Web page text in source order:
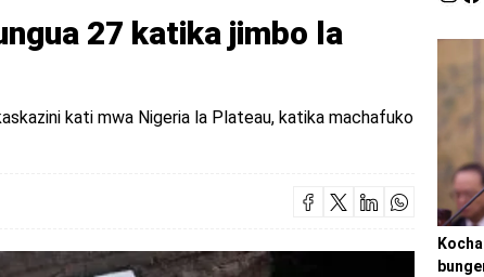
27 katika jimbo la
kati mwa Nigeria la Plateau, katika machafuko